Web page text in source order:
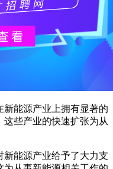
新能源产业上拥有显著的
些产业的快速扩张为从
新能源产业给予了大力支